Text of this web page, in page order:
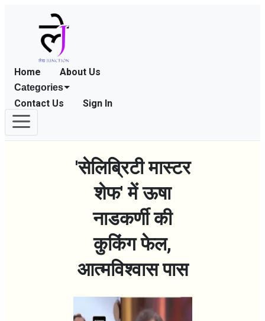
Home About Us
Categories
Contact Us Sign In
'सेलिब्रिटी मास्टर
शेफ' में ऊषा
नाडकर्णी की
कुकिंग फेल,
आत्मविश्वास पास